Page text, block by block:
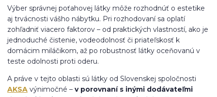
Výber správnej poťahovej látky môže rozhodnúť o estetike
aj trvácnosti vášho nábytku. Pri rozhodovaní sa oplatí
zohľadniť viacero faktorov – od praktických vlastností, ako je
jednoduché čistenie, vodeodolnosť či priateľskosť k
domácim miláčikom, až po robustnosť látky oceňovanú v
teste odolnosti proti oderu.
A práve v tejto oblasti sú látky od Slovenskej spoločnosti
AKSA výnimočné – v porovnaní s inými dodávateľmi